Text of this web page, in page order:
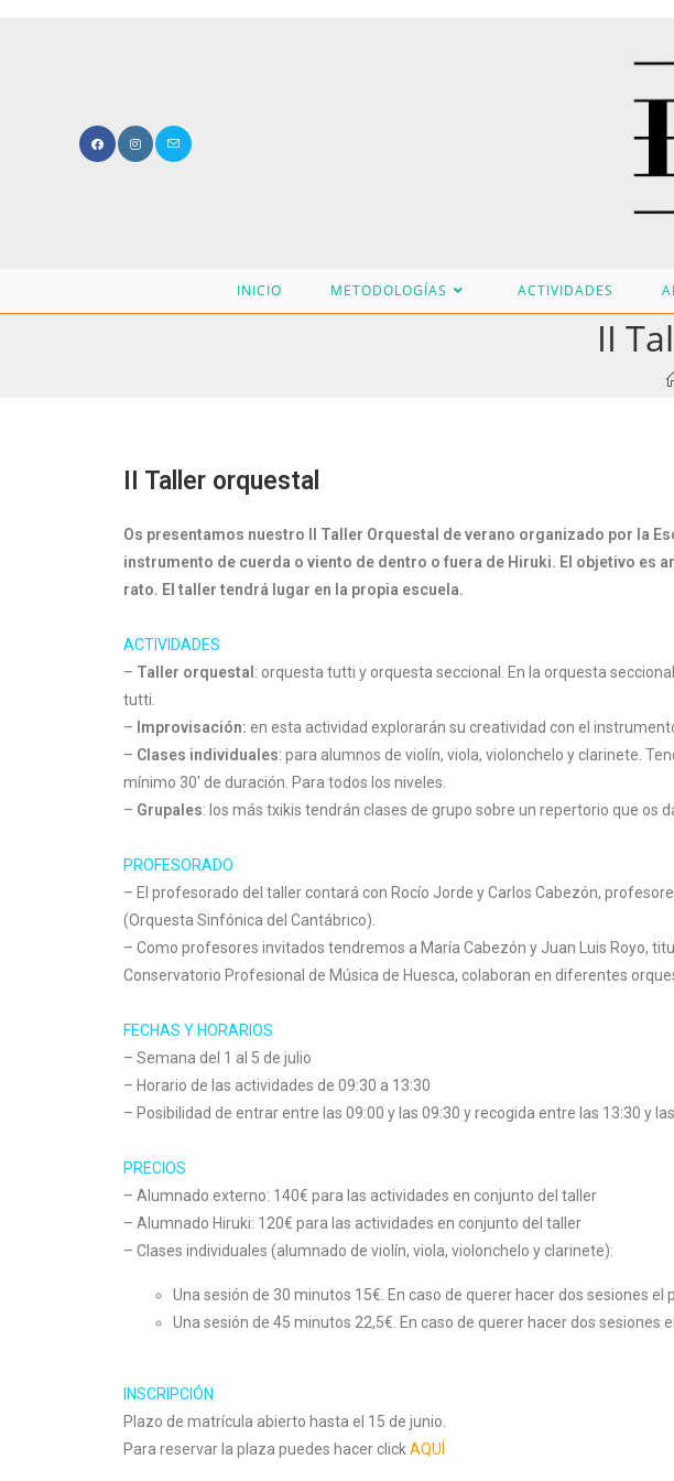
INICIO METODOLOGÍAS ACTIVIDADES
II
II Taller orquestal
Os presentamos nuestro II Taller Orquestal de verano organizado por la
instrumento de cuerda o viento de dentro o fuera de Hiruki. El objetivo es
rato. El taller tendrá lugar en la propia escuela.
ACTIVIDADES
– Taller orquestal : orquesta tutti y orquesta seccional. En la orquesta
tutti.
– Improvisación: en esta actividad explorarán su creatividad con el
– Clases individuales: para alumnos de violín, viola, violonchelo y clarinete.
mínimo 30′ de duración. Para todos los niveles.
– Grupales: los más txikis tendrán clases de grupo sobre un repertorio que os
PROFESORADO
– El profesorado del taller contará con Rocío Jorde y Carlos Cabezón,
(Orquesta Sinfónica del Cantábrico).
– Como profesores invitados tendremos a María Cabezón y Juan Luis Royo,
Conservatorio Profesional de Música de Huesca, colaboran en diferentes
FECHAS Y HORARIOS
– Semana del 1 al 5 de julio
– Horario de las actividades de 09:30 a 13:30
– Posibilidad de entrar entre las 09:00 y las 09:30 y recogida entre las 13:30 y
PRECIOS
– Alumnado externo: 140€ para las actividades en conjunto del taller
– Alumnado Hiruki: 120€ para las actividades en conjunto del taller
– Clases individuales (alumnado de violín, viola, violonchelo y clarinete):
Una sesión de 30 minutos 15€. En caso de querer hacer dos sesiones el
Una sesión de 45 minutos 22,5€. En caso de querer hacer dos sesiones
INSCRIPCIÓN
Plazo de matrícula abierto hasta el 15 de junio.
Para reservar la plaza puedes hacer clickAQUÍ